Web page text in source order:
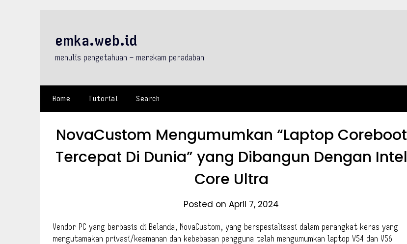
emka.web.id
menulis pengetahuan – merekam peradaban
Home Tutorial Search
NovaCustom Mengumumkan “Laptop Coreboot
Tercepat Di Dunia” yang Dibangun Dengan Intel
Core Ultra
Posted on April 7, 2024
Vendor PC yang berbasis di Belanda, NovaCustom, yang berspesialisasi dalam perangkat keras yang
mengutamakan privasi/keamanan dan kebebasan pengguna telah mengumumkan laptop V54 dan V56